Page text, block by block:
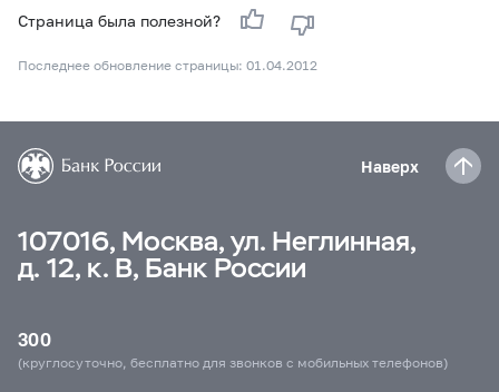
Страница была полезной?
Последнее обновление страницы: 01.04.2012
Наверх
107016, Москва, ул. Неглинная,
д. 12, к. В, Банк России
300
(круглосуточно, бесплатно для звонков с мобильных телефонов)